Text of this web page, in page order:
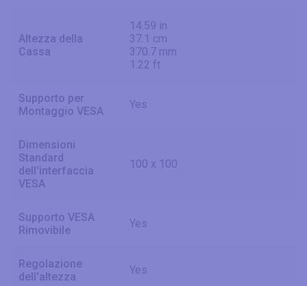
Altezza della
Cassa
14.59 in
37.1 cm
370.7 mm
1.22 ft
Supporto per
Montaggio VESA
Yes
Dimensioni
Standard
dell'interfaccia
VESA
100 x 100
Supporto VESA
Rimovibile
Yes
Regolazione
dell'altezza
Yes